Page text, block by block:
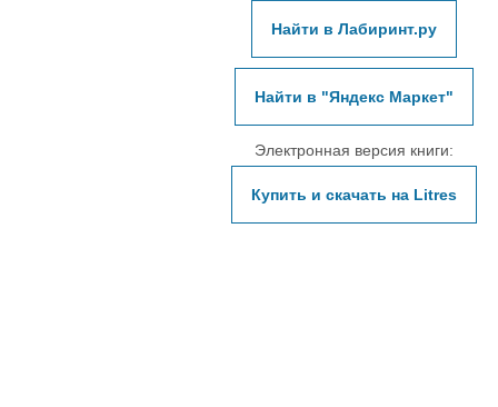
Найти в Лабиринт.ру
Найти в "Яндекс Маркет"
Электронная версия книги:
Купить и скачать на Litres